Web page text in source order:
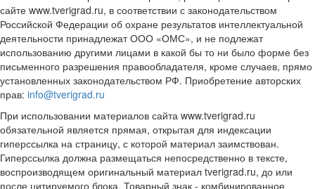
сайте www.tverigrad.ru, в соответствии с законодательством
Российской Федерации об охране результатов интеллектуальной
деятельности принадлежат ООО «ОМС», и не подлежат
использованию другими лицами в какой бы то ни было форме без
письменного разрешения правообладателя, кроме случаев, прямо
установленных законодательством РФ. Приобретение авторских
прав: info@tverigrad.ru
При использовании материалов сайта www.tverigrad.ru
обязательной является прямая, открытая для индексации
гиперссылка на страницу, с которой материал заимствован.
Гиперссылка должна размещаться непосредственно в тексте,
воспроизводящем оригинальный материал tverigrad.ru, до или
после цитируемого блока. Товарный знак - комбинированное